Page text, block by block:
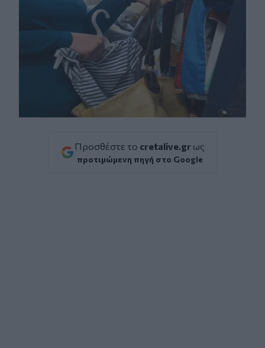
Προσθέστε το cretalive.gr ως
προτιμώμενη πηγή στο Google